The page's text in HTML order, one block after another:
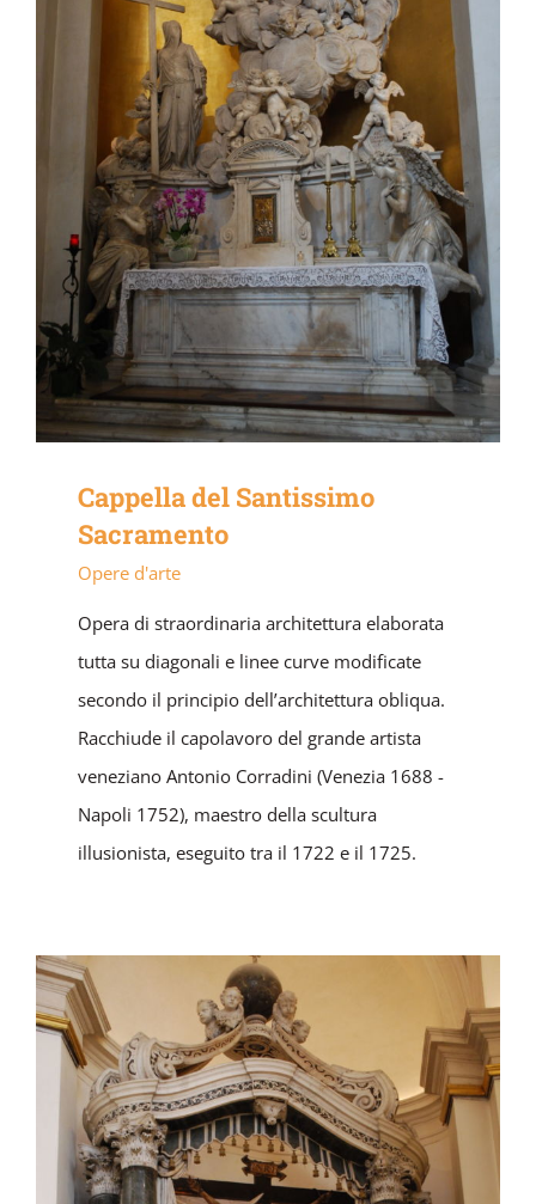
Cappella del Santissimo
Sacramento
Opere d'arte
Opera di straordinaria architettura elaborata
tutta su diagonali e linee curve modificate
secondo il principio dell’architettura obliqua.
Racchiude il capolavoro del grande artista
veneziano Antonio Corradini (Venezia 1688 -
Napoli 1752), maestro della scultura
illusionista, eseguito tra il 1722 e il 1725.